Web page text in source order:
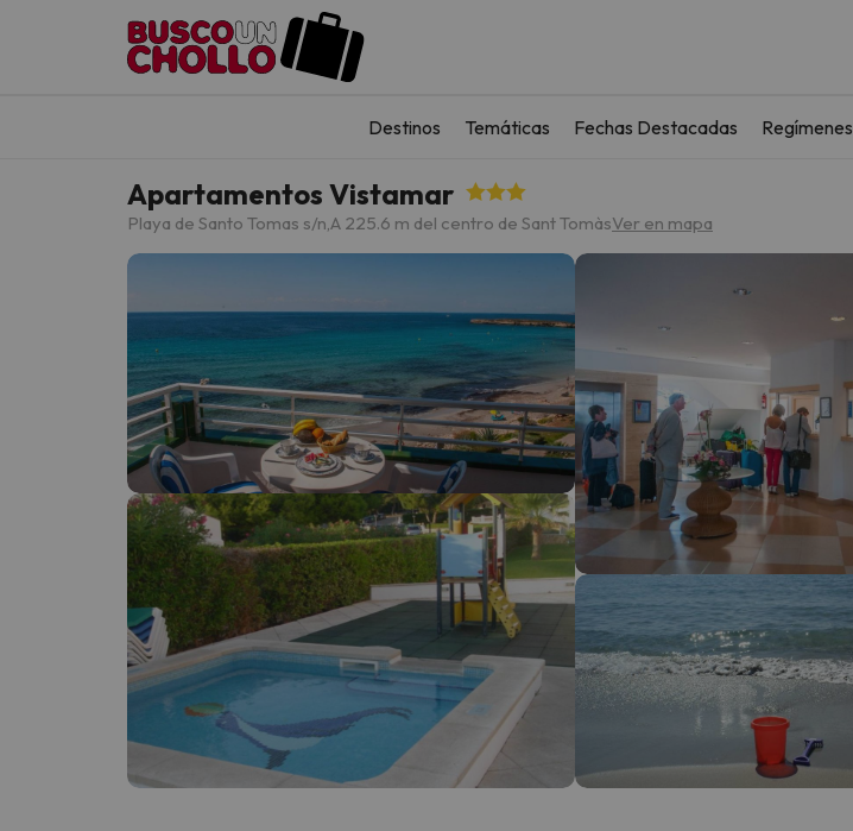
Destinos Temáticas Fechas Destacadas Regímenes
Apartamentos Vistamar
Playa de Santo Tomas s/n,A 225.6 m del centro de Sant TomàsVer en mapa